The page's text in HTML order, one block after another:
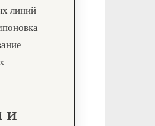
линий
и